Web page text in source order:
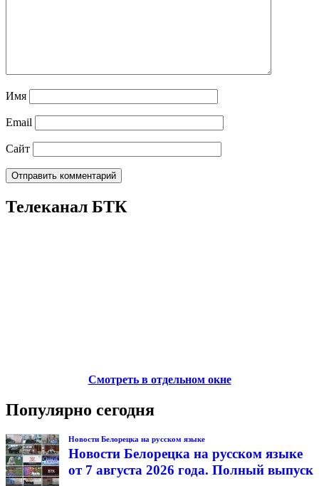
Имя
Email
Сайт
Телеканал БТК
Смотреть в отдельном окне
Популярно сегодня
Новости Белорецка на русском языке
Новости Белорецка на русском языке
от 7 августа 2026 года. Полный выпуск